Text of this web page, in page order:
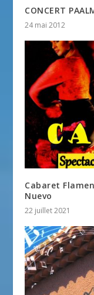
CONCERT
24 mai 2012
Cabaret
Nuevo
22 juillet 2021